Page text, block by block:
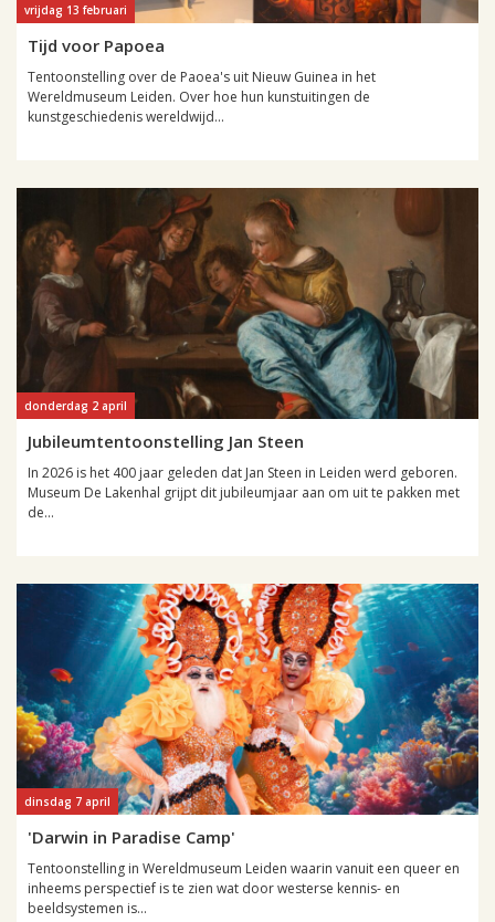
vrijdag 13 februari
Tijd voor Papoea
Tentoonstelling over de Paoea's uit Nieuw Guinea in het
Wereldmuseum Leiden. Over hoe hun kunstuitingen de
kunstgeschiedenis wereldwijd...
donderdag 2 april
Jubileumtentoonstelling Jan Steen
In 2026 is het 400 jaar geleden dat Jan Steen in Leiden werd geboren.
Museum De Lakenhal grijpt dit jubileumjaar aan om uit te pakken met
de...
dinsdag 7 april
'Darwin in Paradise Camp'
Tentoonstelling in Wereldmuseum Leiden waarin vanuit een queer en
inheems perspectief is te zien wat door westerse kennis- en
beeldsystemen is...